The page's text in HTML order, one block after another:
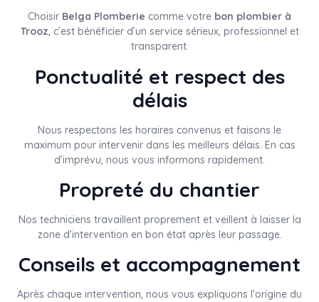
Choisir Belga Plomberie comme votre bon plombier à
Trooz, c’est bénéficier d’un service sérieux, professionnel et
transparent.
Ponctualité et respect des
délais
Nous respectons les horaires convenus et faisons le
maximum pour intervenir dans les meilleurs délais. En cas
d’imprévu, nous vous informons rapidement.
Propreté du chantier
Nos techniciens travaillent proprement et veillent à laisser la
zone d’intervention en bon état après leur passage.
Conseils et accompagnement
Après chaque intervention, nous vous expliquons l’origine du